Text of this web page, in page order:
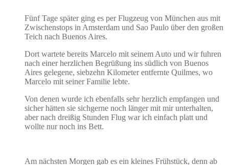
Fünf Tage später ging es per Flugzeug von München aus mit
Zwischenstops in Amsterdam und Sao Paulo über den großen
Teich nach Buenos Aires.
Dort wartete bereits Marcelo mit seinem Auto und wir fuhren
nach einer herzlichen Begrüßung ins südlich von Buenos
Aires gelegene, siebzehn Kilometer entfernte Quilmes, wo
Marcelo mit seiner Familie lebte.
Von denen wurde ich ebenfalls sehr herzlich empfangen und
sicher hätten sie sichgerne noch länger mit mir unterhalten,
aber nach dreißig Stunden Flug war ich einfach platt und
wollte nur noch ins Bett.
Am nächsten Morgen gab es ein kleines Frühstück, denn ab